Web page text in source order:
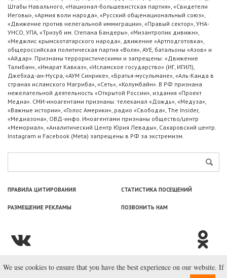
Штабы Навального, «Национал-большевистская партия», «Свидетели
Иеговы», «Армия воли народа», «Русский общенациональный союз»,
«Движение против нелегальной иммиграции», «Правый сектор», УНА-
УНСО, УПА, «Тризуб им. Степана Бандеры», «Мизантропик дивижн»,
«Меджлис крымскотатарского народа», движение «Артподготовка»,
общероссийская политическая партия «Воля», АУЕ, батальоны «Азов» и
«Айдар». Признаны террористическими и запрещены: «Движение
Талибан», «Имарат Кавказ», «Исламское государство» (ИГ, ИГИЛ),
Джебхад-ан-Нусра, «АУМ Синрике», «Братья-мусульмане», «Аль-Каида в
странах исламского Магриба», «Сеть», «Колумбайн». В РФ признана
нежелательной деятельность «Открытой России», издания «Проект
Медиа». СМИ-иноагентами признаны: телеканал «Дождь», «Медуза»,
«Важные истории», «Голос Америки», радио «Свобода», The Insider,
«Медиазона», ОВД-инфо. Иноагентами признаны общество/центр
«Мемориал», «Аналитический Центр Юрия Левады», Сахаровский центр.
Instagram и Facebook (Metа) запрещены в РФ за экстремизм.
ПРАВИЛА ЦИТИРОВАНИЯ СТАТИСТИКА ПОСЕЩЕНИЙ
РАЗМЕЩЕНИЕ РЕКЛАМЫ ПОЗВОНИТЬ НАМ
© ООО «Лаборатория Новоcтей», 2003—2026.
We use cookies to ensure that you have the best experience on our website. If